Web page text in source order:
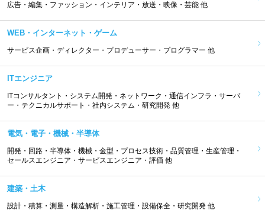
広告・編集・ファッション・インテリア・放送・映像・芸能 他
WEB・インターネット・ゲーム
サービス企画・ディレクター・プロデューサー・プログラマー 他
ITエンジニア
ITコンサルタント・システム開発・ネットワーク・通信インフラ・サーバ
ー・テクニカルサポート・社内システム・研究開発 他
電気・電子・機械・半導体
開発・回路・半導体・機械・金型・プロセス技術・品質管理・生産管理・
セールスエンジニア・サービスエンジニア・評価 他
建築・土木
設計・積算・測量・構造解析・施工管理・設備保全・研究開発 他